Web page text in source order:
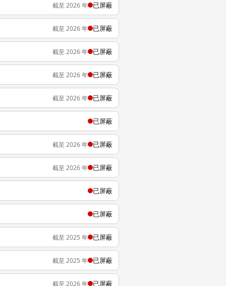
截至 2026 年 已屏蔽
截至 2026 年 已屏蔽
截至 2026 年 已屏蔽
截至 2026 年 已屏蔽
截至 2026 年 已屏蔽
已屏蔽
截至 2026 年 已屏蔽
截至 2026 年 已屏蔽
已屏蔽
已屏蔽
截至 2025 年 已屏蔽
截至 2025 年 已屏蔽
截至 2026 年 已屏蔽